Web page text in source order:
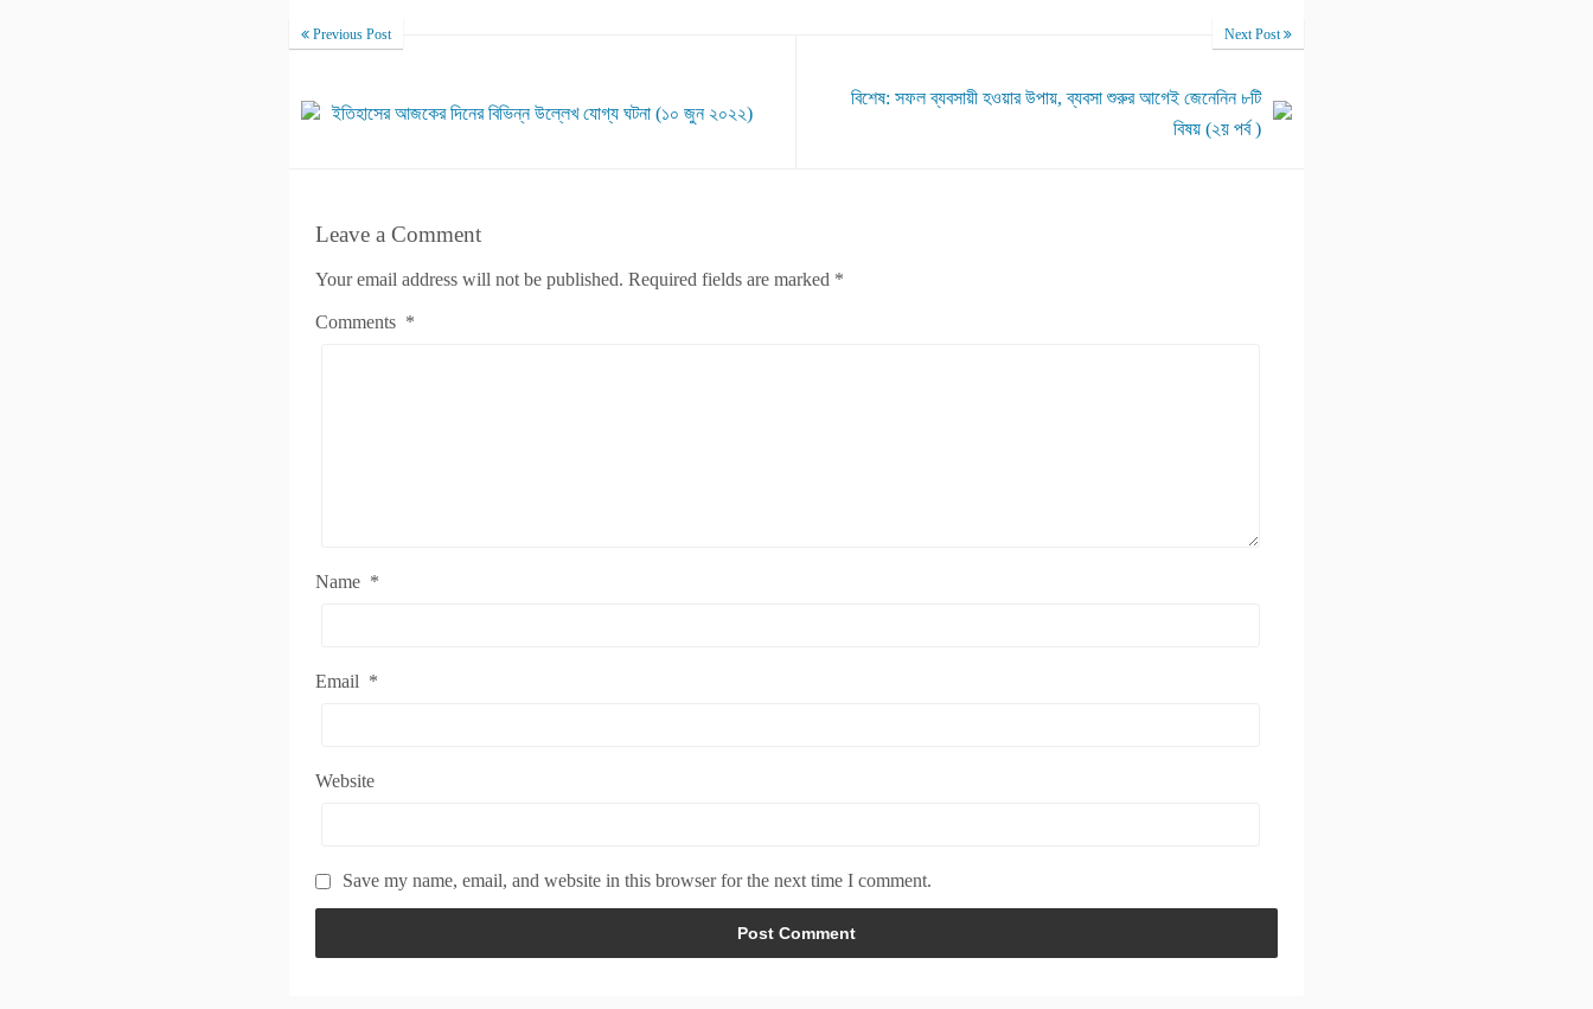
Previous Post
ইতিহাসের আজকের দিনের বিভিন্ন উল্লেখ যোগ্য ঘটনা (১০ জুন ২০২২)
Next Post
বিশেষ: সফল ব্যবসায়ী হওয়ার উপায়, ব্যবসা শুরুর আগেই জেনেনিন ৮টি
বিষয় (২য় পর্ব )
Leave a Comment
Your email address will not be published. Required fields are marked *
Comments *
Name *
Email *
Website
Save my name, email, and website in this browser for the next time I comment.